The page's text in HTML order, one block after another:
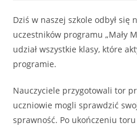
Dziś w naszej szkole odbył się
uczestników programu „Mały
udział wszystkie klasy, które
programie.
Nauczyciele przygotowali tor
uczniowie mogli sprawdzić
sprawność. Po ukończeniu